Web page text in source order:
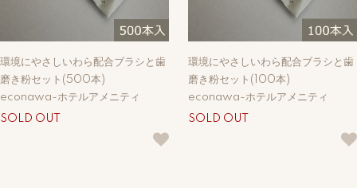
環境にやさしいわら配合ブラシと歯
磨き粉セット(500本)
econawa-ホテルアメニティ
SOLD OUT
環境にやさしいわら配合ブラシと歯
磨き粉セット(100本)
econawa-ホテルアメニティ
SOLD OUT